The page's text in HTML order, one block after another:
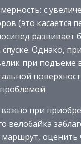
с
(это касается
развивает
спуске. Однако,
при подъеме
при
велобайка
маршрут, оценить